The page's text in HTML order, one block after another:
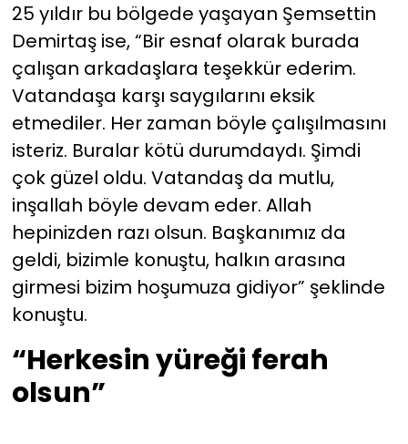
25 yıldır bu bölgede yaşayan Şemsettin
Demirtaş ise, “Bir esnaf olarak burada
çalışan arkadaşlara teşekkür ederim.
Vatandaşa karşı saygılarını eksik
etmediler. Her zaman böyle çalışılmasını
isteriz. Buralar kötü durumdaydı. Şimdi
çok güzel oldu. Vatandaş da mutlu,
inşallah böyle devam eder. Allah
hepinizden razı olsun. Başkanımız da
geldi, bizimle konuştu, halkın arasına
girmesi bizim hoşumuza gidiyor” şeklinde
konuştu.
“Herkesin yüreği ferah
olsun”